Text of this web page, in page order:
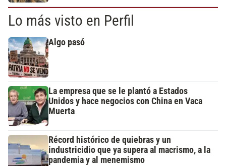
Lo más visto en Perfil
Algo pasó
La empresa que se le plantó a Estados
Unidos y hace negocios con China en Vaca
Muerta
Récord histórico de quiebras y un
industricidio que ya supera al macrismo, a la
pandemia y al menemismo